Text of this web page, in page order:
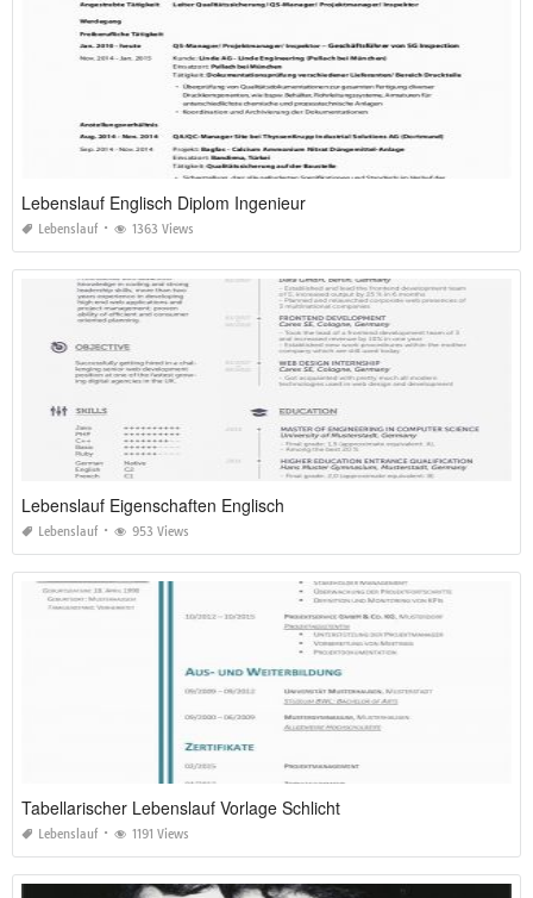
Lebenslauf Englisch Diplom Ingenieur
Lebenslauf 1363 Views
Lebenslauf Eigenschaften Englisch
Lebenslauf 953 Views
Tabellarischer Lebenslauf Vorlage Schlicht
Lebenslauf 1191 Views